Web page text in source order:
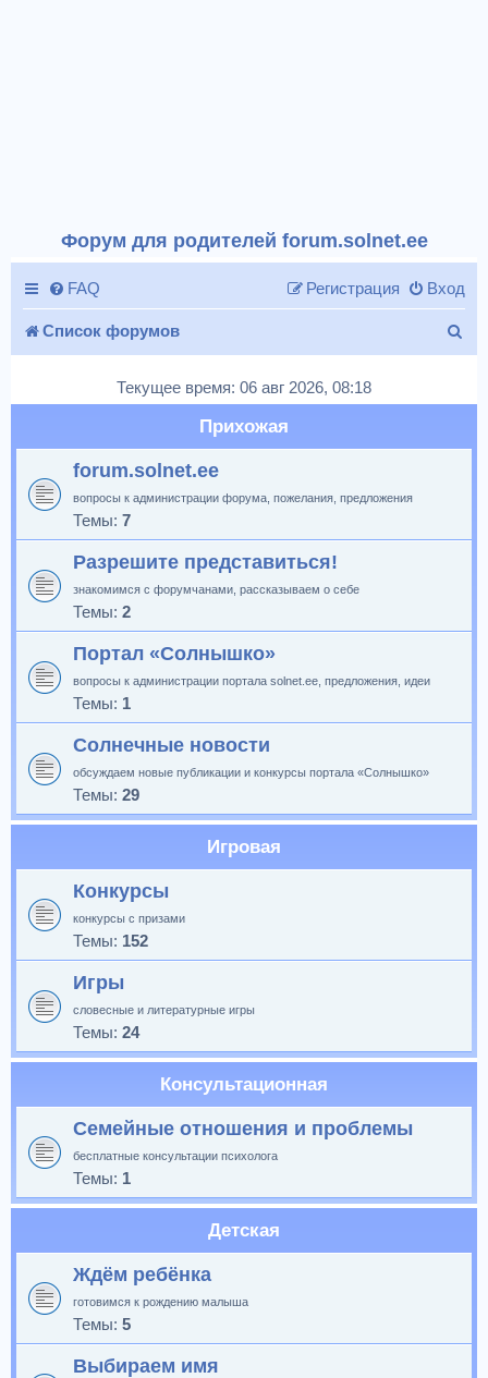
Форум для родителей forum.solnet.ee
FAQ Вход
Регистрация
Список форумов
и
Текущее время: 06 авг 2026, 08:18
Прихожая
forum.solnet.ee
вопросы к администрации форума, пожелания, предложения
Темы: 7
Разрешите представиться!
знакомимся с форумчанами, рассказываем о себе
Темы: 2
Портал «Солнышко»
вопросы к администрации портала solnet.ee, предложения, идеи
Темы: 1
Солнечные новости
обсуждаем новые публикации и конкурсы портала «Солнышко»
Темы: 29
Игровая
Конкурсы
конкурсы с призами
Темы: 152
Игры
словесные и литературные игры
Темы: 24
Консультационная
Семейные отношения и проблемы
бесплатные консультации психолога
Темы: 1
Детская
Ждём ребёнка
готовимся к рождению малыша
Темы: 5
Выбираем имя